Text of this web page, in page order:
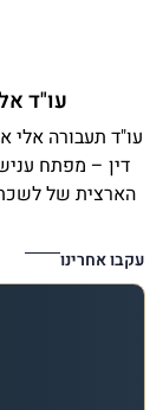
עו"ד
עו"ד תעבורה אלי
דין – מפתח
הארצית של לשכת
עקבו אחרינו